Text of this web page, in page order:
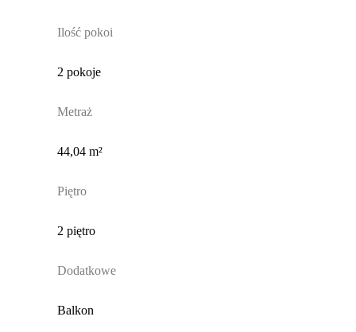
Ilość pokoi
2 pokoje
Metraż
44,04 m²
Piętro
2 piętro
Dodatkowe
Balkon